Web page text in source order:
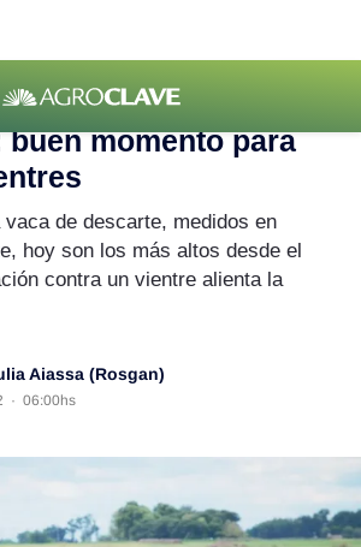
buen momento para
de descarte, medidos en
hoy son los más altos desde el
contra un vientre alienta la
Aiassa (Rosgan)
· 06:00hs